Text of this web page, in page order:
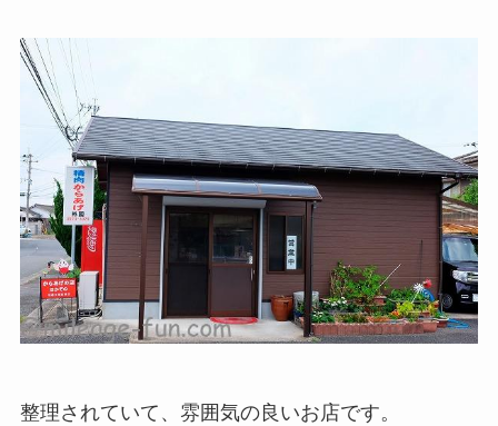
整理されていて、雰囲気の良いお店です。